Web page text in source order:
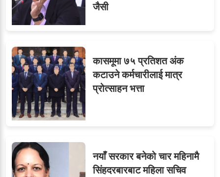
जैसी
कासमूमा ७५ प्रतिशत अंक
कटाउने कर्मचारीलाई मात्र
प्रोत्साहन भत्ता
नयाँ सरकार बनेको चार महिनामै
सिंहदरबारबाट महिला सचिव